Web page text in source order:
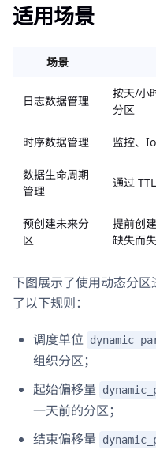
适用场景
场景
日志数据管理
按天/小
分区
时序数据管理 监控、
数据生命周期
管理
通过
预创建未来分
区
提前创
缺失而
下图展示了使用动态分
了以下规则：
调度单位
组织分区；
起始偏移量
一天前的分区；
结束偏移量